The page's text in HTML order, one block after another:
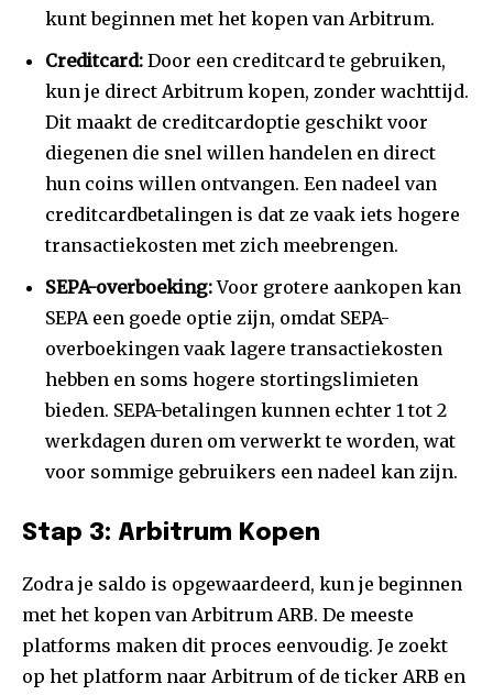
kunt beginnen met het kopen van Arbitrum.
Creditcard: Door een creditcard te gebruiken,
kun je direct Arbitrum kopen, zonder wachttijd.
Dit maakt de creditcardoptie geschikt voor
diegenen die snel willen handelen en direct
hun coins willen ontvangen. Een nadeel van
creditcardbetalingen is dat ze vaak iets hogere
transactiekosten met zich meebrengen.
SEPA-overboeking:Voor grotere aankopen kan
SEPA een goede optie zijn, omdat SEPA-
overboekingen vaak lagere transactiekosten
hebben en soms hogere stortingslimieten
bieden. SEPA-betalingen kunnen echter 1 tot 2
werkdagen duren om verwerkt te worden, wat
voor sommige gebruikers een nadeel kan zijn.
Stap 3: Arbitrum Kopen
Zodra je saldo is opgewaardeerd, kun je beginnen
met het kopen van Arbitrum ARB. De meeste
platforms maken dit proces eenvoudig. Je zoekt
op het platform naar Arbitrum of de ticker ARB en